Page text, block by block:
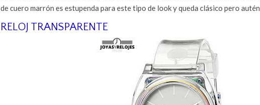
de cuero marrón es estupenda para este tipo de look y queda clásico pero
RELOJ TRANSPARENTE